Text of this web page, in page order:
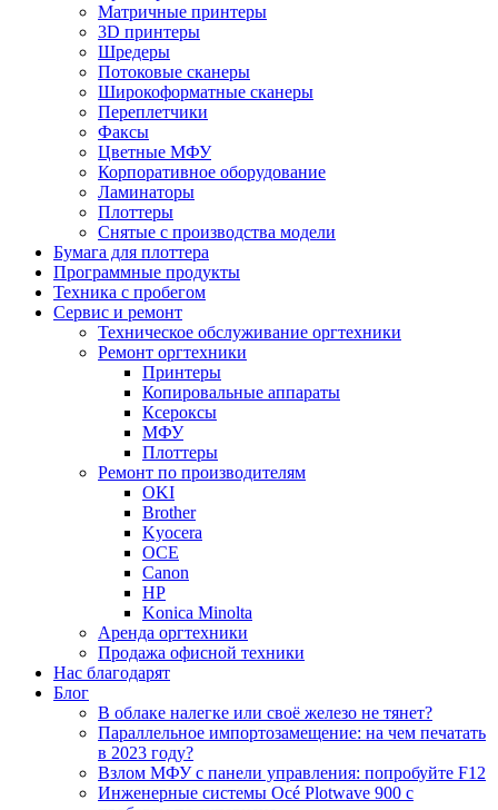
Матричные принтеры
3D принтеры
Шредеры
Потоковые сканеры
Широкоформатные сканеры
Переплетчики
Факсы
Цветные МФУ
Корпоративное оборудование
Ламинаторы
Плоттеры
Снятые с производства модели
Бумага для плоттера
Программные продукты
Техника с пробегом
Сервис и ремонт
Техническое обслуживание оргтехники
Ремонт оргтехники
Принтеры
Копировальные аппараты
Ксероксы
МФУ
Плоттеры
Ремонт по производителям
OKI
Brother
Kyocera
OCE
Canon
HP
Konica Minolta
Аренда оргтехники
Продажа офисной техники
Нас благодарят
Блог
В облаке налегке или своё железо не тянет?
Параллельное импортозамещение: на чем печатать
в 2023 году?
Взлом МФУ с панели управления: попробуйте F12
Инженерные системы Océ Plotwave 900 с